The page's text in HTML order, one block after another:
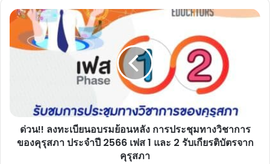
แจกไฟล์ รายงานผลกาดำเนินงานตามข้อตกลง
พัฒนางาน ว9/2564 ไฟล์เวิร์ด doc แก้ไขได้
โดยครูฉลาด ไชยสุระ
ด่วน!!
ทะเบียน
อบรม
วิชาการ
ของ
ด่วน!! ลงทะเบียนอบรมย้อนหลัง การประชุมทางวิชาการ
ของคุรุสภา ประจำปี 2566 เฟส 1 และ 2 รับเกียรติบัตรจาก
คุรุสภา